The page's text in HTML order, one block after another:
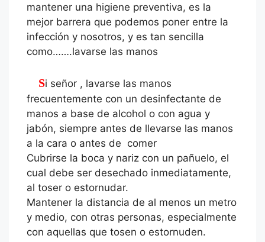
mantener una higiene preventiva, es la
mejor barrera que podemos poner entre la
infección y nosotros, y es tan sencilla
como…….lavarse las manos
Si señor , lavarse las manos
frecuentemente con un desinfectante de
manos a base de alcohol o con agua y
jabón, siempre antes de llevarse las manos
a la cara o antes de comer
Cubrirse la boca y nariz con un pañuelo, el
cual debe ser desechado inmediatamente,
al toser o estornudar.
Mantener la distancia de al menos un metro
y medio, con otras personas, especialmente
con aquellas que tosen o estornuden.